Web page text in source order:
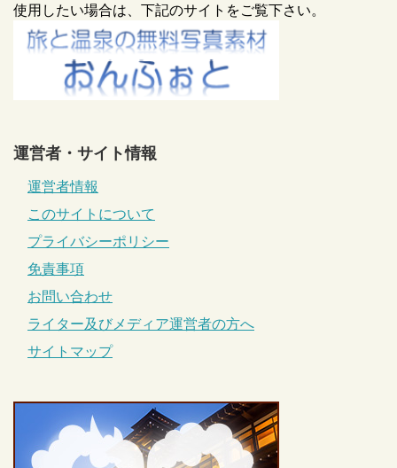
使用したい場合は、下記のサイトをご覧下さい。
運営者・サイト情報
運営者情報
このサイトについて
プライバシーポリシー
免責事項
お問い合わせ
ライター及びメディア運営者の方へ
サイトマップ